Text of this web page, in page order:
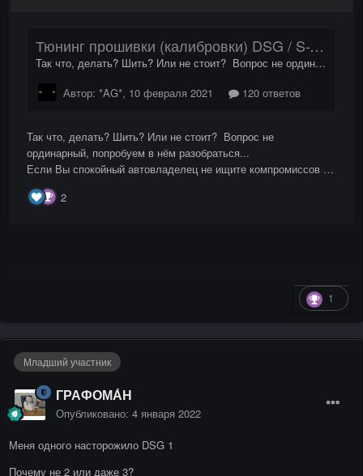
1
Младший участник
ГРАФОМА́Н
Опубликовано: 4 января 2022
Меня одного насторожило DSG 1
Почему не 2 или даже 3?